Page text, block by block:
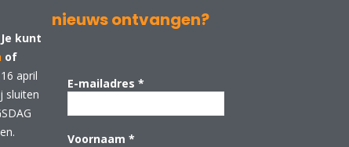
kunt
of
april
sluiten
nieuws ontvangen?
E-mailadres *
Voornaam *